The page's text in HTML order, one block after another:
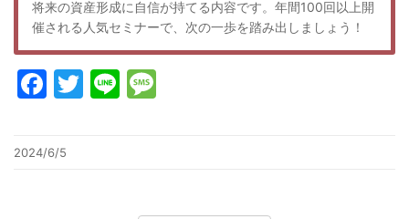
将来の資産形成に自信が持てる内容です。年間100回以上開
催される人気セミナーで、次の一歩を踏み出しましょう！
Facebook
Twitter
Line
2024/6/5